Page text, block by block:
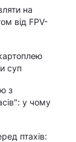
на
від FPV-
суп
з
у чому
птахів: